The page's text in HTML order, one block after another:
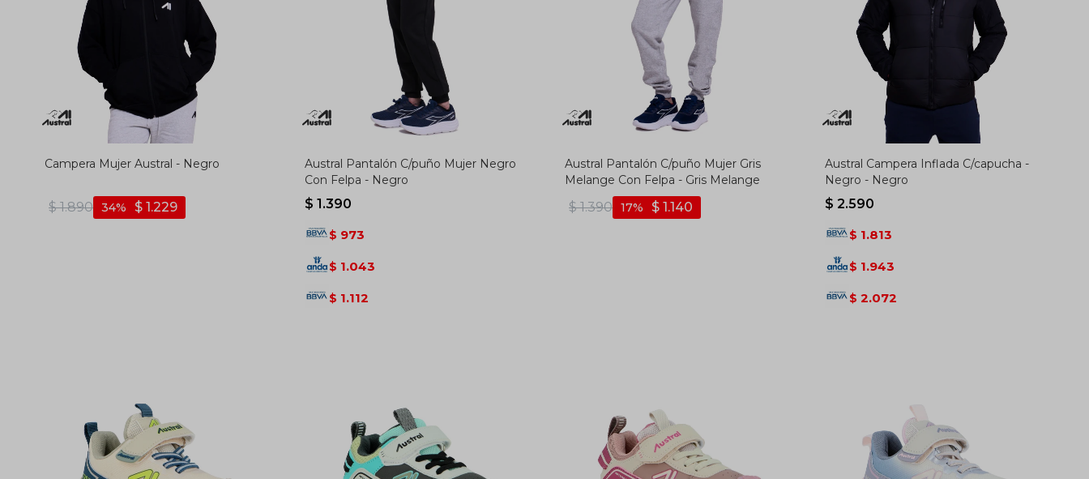
Campera Mujer Austral - Negro
$ 1.890 $ 1.229
34
Austral Pantalón C/puño Mujer Negro
Con Felpa - Negro
$ 1.390
$ 973
$ 1.043
$ 1.112
Austral Pantalón C/puño Mujer Gris
Melange Con Felpa - Gris Melange
$ 1.390 $ 1.140
17
Austral Campera Inflada C/capucha -
Negro - Negro
$ 2.590
$ 1.813
$ 1.943
$ 2.072